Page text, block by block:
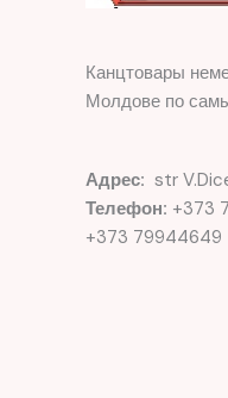
Канцтовары
Молдове по
Адрес: str
Телефон: +373
+373 79944649